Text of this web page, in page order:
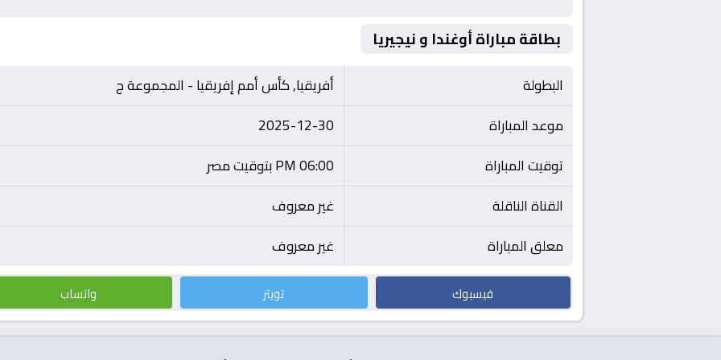
بطاقة مباراة أوغندا و نيجيريا
البطولة
أفريقيا, كأس أمم إفريقيا - المجموعة ج
موعد المباراة
2025-12-30
توقيت المباراة
06:00 PM بتوقيت مصر
القناة الناقلة
غير معروف
معلق المباراة
غير معروف
فيسبوك تويتر واتساب